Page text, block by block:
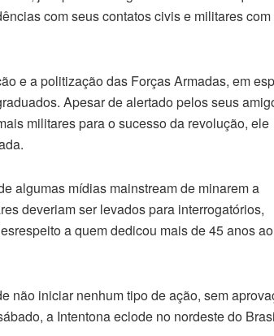
com seus contatos civis e militares com
e a politização das Forças Armadas, em
Apesar de alertado pelos seus
militares para o sucesso da revolução, ele
algumas mídias mainstream de minarem a
deveriam ser levados para interrogatórios,
a quem dedicou mais de 45 anos ao
não iniciar nenhum tipo de ação, sem
a Intentona eclode no nordeste do